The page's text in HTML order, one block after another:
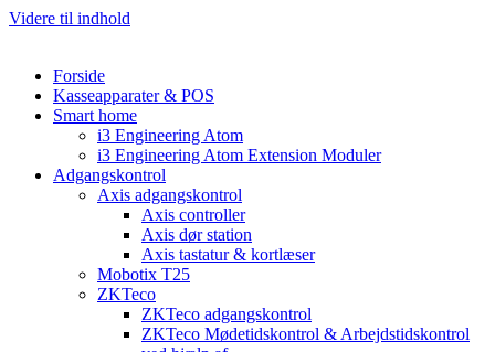
Videre til indhold
Forside
Kasseapparater & POS
Smart home
i3 Engineering Atom
i3 Engineering Atom Extension Moduler
Adgangskontrol
Axis adgangskontrol
Axis controller
Axis dør station
Axis tastatur & kortlæser
Mobotix T25
ZKTeco
ZKTeco adgangskontrol
ZKTeco Mødetidskontrol & Arbejdstidskontrol